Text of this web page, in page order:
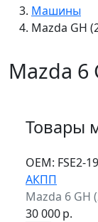
Машины
Mazda GH
Mazda 6
Товары
ОЕМ: FSE2-
АКПП
Mazda 6 GH
30 000р.